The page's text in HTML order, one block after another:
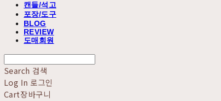
캔들/석고
포장/도구
BLOG
REVIEW
도매회원
Search 검색
Log In 로그인
Cart장바구니